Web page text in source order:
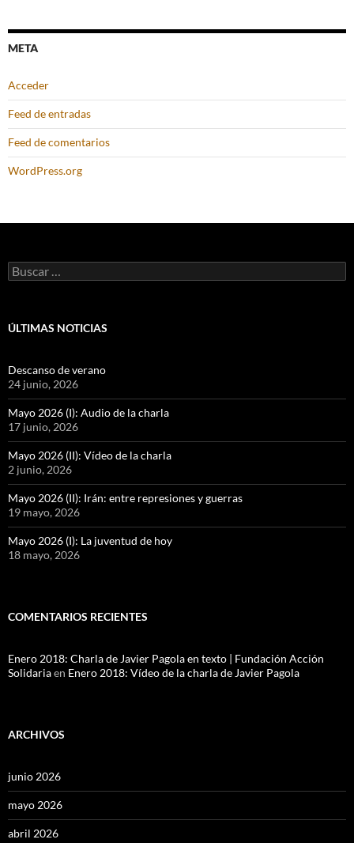
META
Acceder
Feed de entradas
Feed de comentarios
WordPress.org
Buscar:
ÚLTIMAS NOTICIAS
Descanso de verano
24 junio, 2026
Mayo 2026 (I): Audio de la charla
17 junio, 2026
Mayo 2026 (II): Vídeo de la charla
2 junio, 2026
Mayo 2026 (II): Irán: entre represiones y guerras
19 mayo, 2026
Mayo 2026 (I): La juventud de hoy
18 mayo, 2026
COMENTARIOS RECIENTES
Enero 2018: Charla de Javier Pagola en texto | Fundación Acción
Solidariaen Enero 2018: Vídeo de la charla de Javier Pagola
ARCHIVOS
junio 2026
mayo 2026
abril 2026